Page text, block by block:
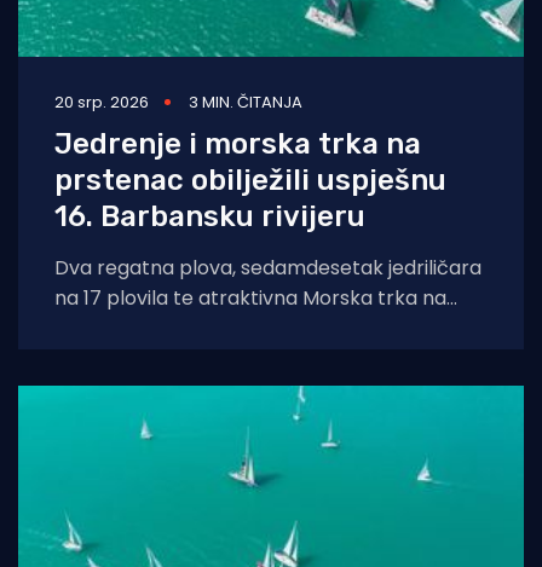
20 srp. 2026 3 MIN. ČITANJA
Jedrenje i morska trka na
prstenac obilježili uspješnu
16. Barbansku rivijeru
Dva regatna plova, sedamdesetak jedriličara
na 17 plovila te atraktivna Morska trka na